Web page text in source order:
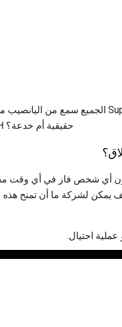
بهم؟ هل تستحق جهود الدخول؟ هل مسابقات اليخوت PCH حقيقية أم خدعة؟
يمكن لشركة ما أن تمنح